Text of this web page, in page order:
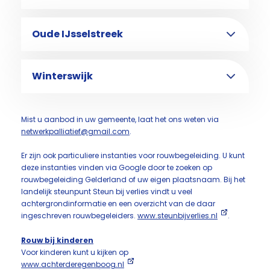
Oude IJsselstreek
Winterswijk
Mist u aanbod in uw gemeente, laat het ons weten via
netwerkpalliatief@gmail.com.
Er zijn ook particuliere instanties voor rouwbegeleiding. U kunt
deze instanties vinden via Google door te zoeken op
rouwbegeleiding Gelderland of uw eigen plaatsnaam. Bij het
landelijk steunpunt Steun bij verlies vindt u veel
achtergrondinformatie en een overzicht van de daar
ingeschreven rouwbegeleiders. www.steunbijverlies.nl .
Rouw bij kinderen
Voor kinderen kunt u kijken op
www.achterderegenboog.nl